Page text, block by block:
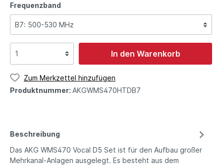
Frequenzband
In den Warenkorb
Zum Merkzettel hinzufügen
Produktnummer: AKGWMS470HTDB7
Beschreibung
Das AKG WMS470 Vocal D5 Set ist für den Aufbau großer
Mehr­kanal-Anlagen ausgelegt. Es besteht aus dem